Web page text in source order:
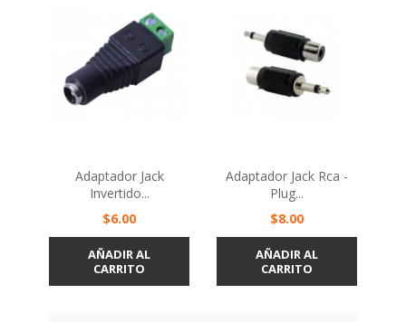
Adaptador Jack
Invertido...
Precio
$6.00
AÑADIR AL
CARRITO
Adaptador Jack Rca -
Plug...
Precio
$8.00
AÑADIR AL
CARRITO